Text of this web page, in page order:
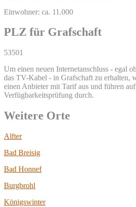
Einwohner: ca. 11.000
PLZ für Grafschaft
53501
Um einen neuen Internetanschluss - egal
das TV-Kabel - in Grafschaft zu erhalten,
einen Anbieter mit Tarif aus und führen auf
Verfügbarkeitsprüfung durch.
Weitere Orte
Alfter
Bad Breisig
Bad Honnef
Burgbrohl
Königswinter